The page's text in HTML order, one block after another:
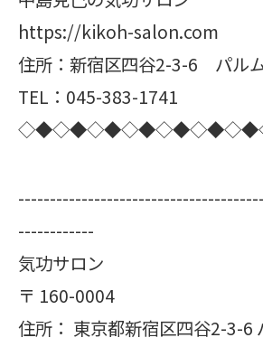
https://kikoh-salon.com
住所：新宿区四谷2-3-6 パル
TEL：045-383-1741
------------
気功サロン
〒 160-0004
住所： 東京都新宿区四谷2-3-6